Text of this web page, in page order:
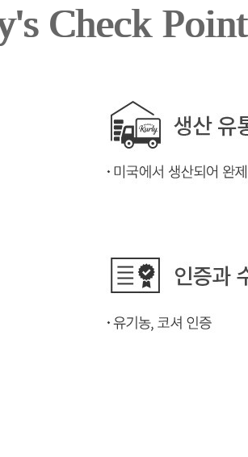
Check Point